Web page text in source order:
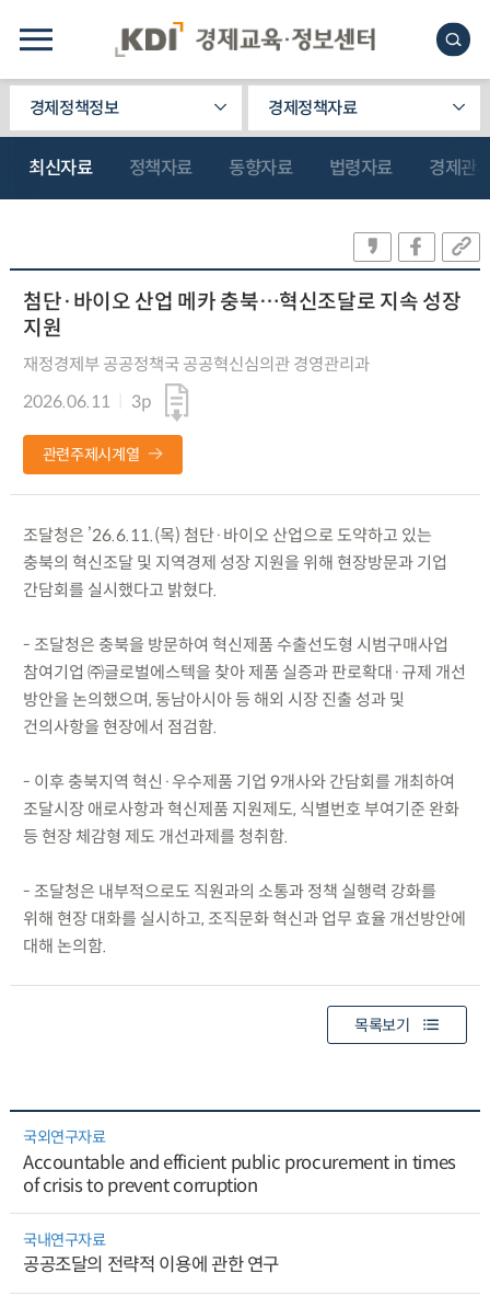
경제정책정보 경제정책자료
최신자료 정책자료 동향자료 법령자료 경제관
첨단·바이오 산업 메카 충북…혁신조달로 지속 성장
지원
재정경제부 공공정책국 공공혁신심의관 경영관리과
2026.06.11
3p
관련주제시계열
조달청은 ’26.6.11.(목) 첨단·바이오 산업으로 도약하고 있는
충북의 혁신조달 및 지역경제 성장 지원을 위해 현장방문과 기업
간담회를 실시했다고 밝혔다.
- 조달청은 충북을 방문하여 혁신제품 수출선도형 시범구매사업
참여기업 ㈜글로벌에스텍을 찾아 제품 실증과 판로확대·규제 개선
방안을 논의했으며, 동남아시아 등 해외 시장 진출 성과 및
건의사항을 현장에서 점검함.
- 이후 충북지역 혁신·우수제품 기업 9개사와 간담회를 개최하여
조달시장 애로사항과 혁신제품 지원제도, 식별번호 부여기준 완화
등 현장 체감형 제도 개선과제를 청취함.
- 조달청은 내부적으로도 직원과의 소통과 정책 실행력 강화를
위해 현장 대화를 실시하고, 조직문화 혁신과 업무 효율 개선방안에
대해 논의함.
목록보기
국외연구자료
Accountable and efficient public procurement in times
of crisis to prevent corruption
국내연구자료
공공조달의 전략적 이용에 관한 연구